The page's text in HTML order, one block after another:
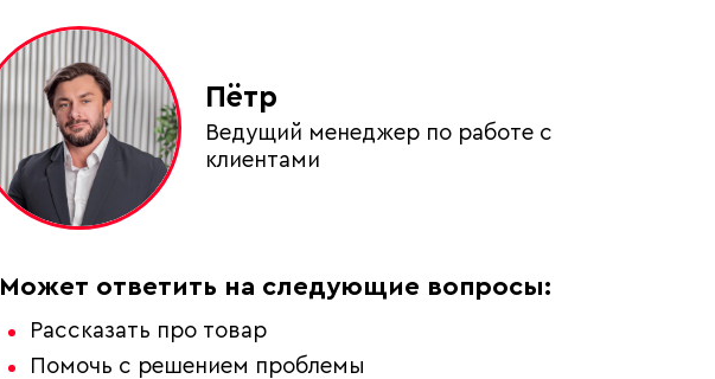
Пётр
Ведущий менеджер по работе с
клиентами
Может ответить на следующие вопросы:
Рассказать про товар
Помочь с решением проблемы